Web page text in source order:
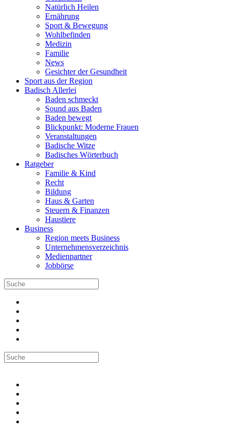
Natürlich Heilen
Ernährung
Sport & Bewegung
Wohlbefinden
Medizin
Familie
News
Gesichter der Gesundheit
Sport aus der Region
Badisch Allerlei
Baden schmeckt
Sound aus Baden
Baden bewegt
Blickpunkt: Moderne Frauen
Veranstaltungen
Badische Witze
Badisches Wörterbuch
Ratgeber
Familie & Kind
Recht
Bildung
Haus & Garten
Steuern & Finanzen
Haustiere
Business
Region meets Business
Unternehmensverzeichnis
Medienpartner
Jobbörse